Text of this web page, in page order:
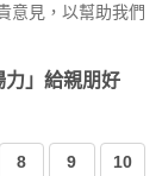
意見，以幫助我們
力」給親朋好
8 9 10